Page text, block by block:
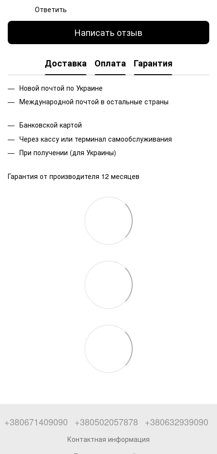
Ответить
Написать отзыв
Доставка Оплата Гарантия
Новой почтой по Украине
Международной почтой в остальные страны
Банковской картой
Через кассу или терминал самообслуживания
При получении (для Украины)
Гарантия от производителя 12 месяцев
+380671409090 +380502057878 +380632939090
Контактная информация